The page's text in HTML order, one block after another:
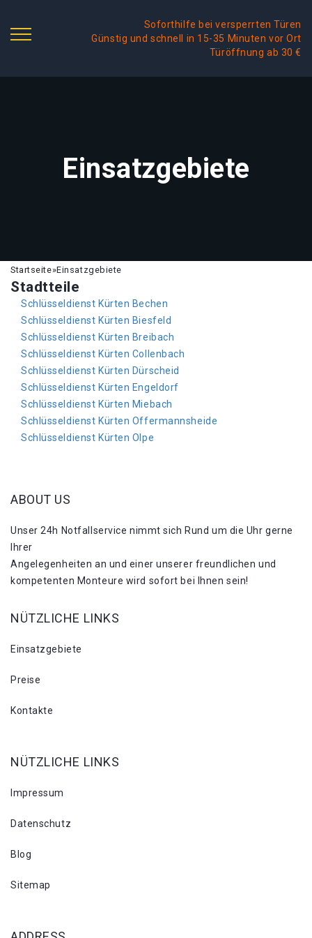
Soforthilfe bei versperrten Türen
Günstig und schnell in 15-35 Minuten vor Ort
Türöffnung ab 30 €
Einsatzgebiete
Startseite»Einsatzgebiete
Stadtteile
Schlüsseldienst Kürten Bechen
Schlüsseldienst Kürten Biesfeld
Schlüsseldienst Kürten Breibach
Schlüsseldienst Kürten Collenbach
Schlüsseldienst Kürten Dürscheid
Schlüsseldienst Kürten Engeldorf
Schlüsseldienst Kürten Miebach
Schlüsseldienst Kürten Offermannsheide
Schlüsseldienst Kürten Olpe
ABOUT US
Unser 24h Notfallservice nimmt sich Rund um die Uhr gerne
Ihrer
Angelegenheiten an und einer unserer freundlichen und
kompetenten Monteure wird sofort bei Ihnen sein!
NÜTZLICHE LINKS
Einsatzgebiete
Preise
Kontakte
NÜTZLICHE LINKS
Impressum
Datenschutz
Blog
Sitemap